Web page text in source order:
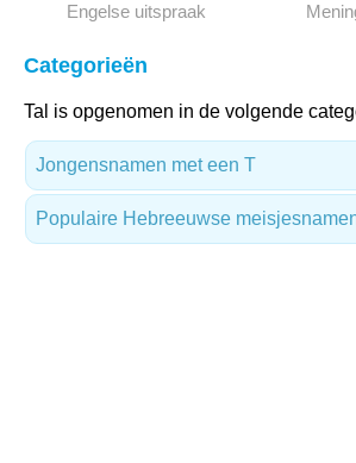
Engelse uitspraak
Categorieën
Tal is opgenomen in de volgende
Jongensnamen met een T
Populaire Hebreeuwse